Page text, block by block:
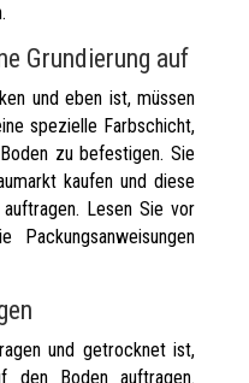
Grundierung auf
und eben ist, müssen
spezielle Farbschicht,
zu befestigen. Sie
kaufen und diese
Lesen Sie vor
Packungsanweisungen
und getrocknet ist,
den Boden auftragen.